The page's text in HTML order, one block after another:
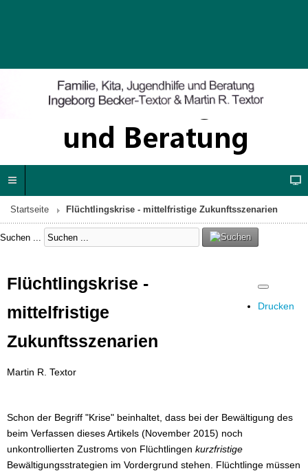
Startseite Flüchtlingskrise - mittelfristige Zukunftsszenarien
Suchen ...
Drucken
Flüchtlingskrise -
mittelfristige
Zukunftsszenarien
Martin R. Textor
Schon der Begriff "Krise" beinhaltet, dass bei der Bewältigung des
beim Verfassen dieses Artikels (November 2015) noch
unkontrollierten Zustroms von Flüchtlingen kurzfristige
Bewältigungsstrategien im Vordergrund stehen. Flüchtlinge müssen